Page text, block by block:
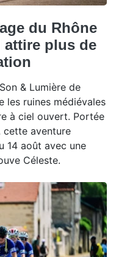
du Rhône
attire plus de
& Lumière de
les ruines médiévales
à ciel ouvert. Portée
cette aventure
14 août avec une
Céleste.